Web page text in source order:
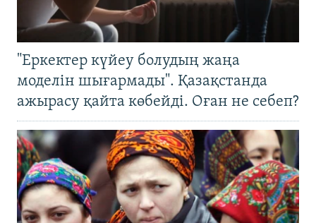
"Еркектер күйеу болудың жаңа
моделін шығармады". Қазақстанда
ажырасу қайта көбейді. Оған не себеп?